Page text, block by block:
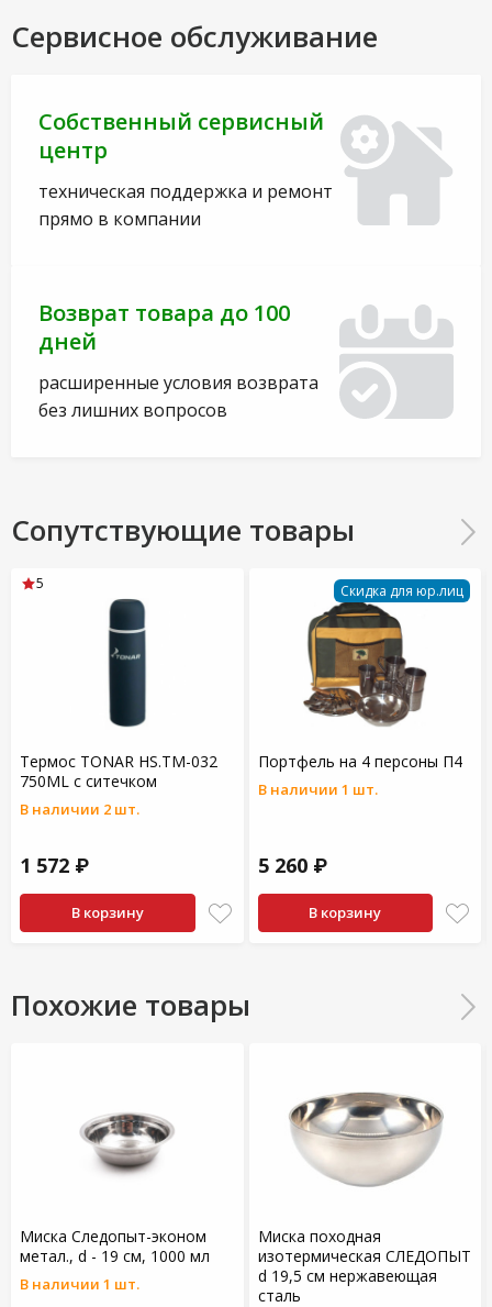
Сервисное обслуживание
Собственный сервисный
центр
техническая поддержка и ремонт
прямо в компании
Возврат товара до 100
дней
расширенные условия возврата
без лишних вопросов
Сопутствующие товары
Термос TONAR HS.TM-032
750ML с ситечком
В наличии 2 шт.
1 572 ₽
В корзину
5 Скидка для юр.лиц
Портфель на 4 персоны П4
В наличии 1 шт.
5 260 ₽
В корзину
Похожие товары
Миска Следопыт-эконом
метал., d - 19 см, 1000 мл
В наличии 1 шт.
Миска походная
изотермическая СЛЕДОПЫТ
d 19,5 см нержавеющая
сталь